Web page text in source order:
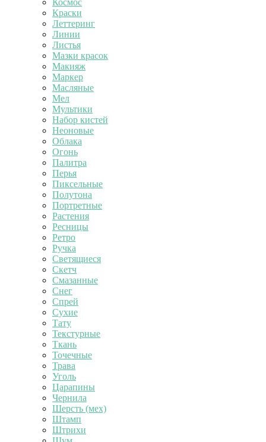
Космос
Краски
Леттеринг
Линии
Листья
Мазки красок
Макияж
Маркер
Масляные
Мел
Мультики
Набор кистей
Неоновые
Облака
Огонь
Палитра
Перья
Пиксельные
Полутона
Портретные
Растения
Ресницы
Ретро
Ручка
Светящиеся
Скетч
Смазанные
Снег
Спрей
Сухие
Тату
Текстурные
Ткань
Точечные
Трава
Уголь
Царапины
Чернила
Шерсть (мех)
Штамп
Штрихи